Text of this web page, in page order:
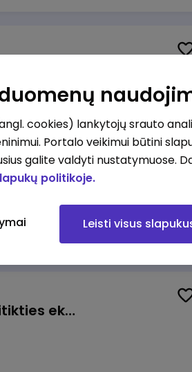
Užsakymų komplektuotojas (-a) Pieno ir mėsos sandėlyje
Vyriausiasis veiklos užtikrinimo ir atitikties ekspertas (-ė) (Vilnius, LT)
cookies) lankytojų srauto
Portalo veikimui būtini
galite valdyti nustatymuose.
politikoje.
Leisti visus